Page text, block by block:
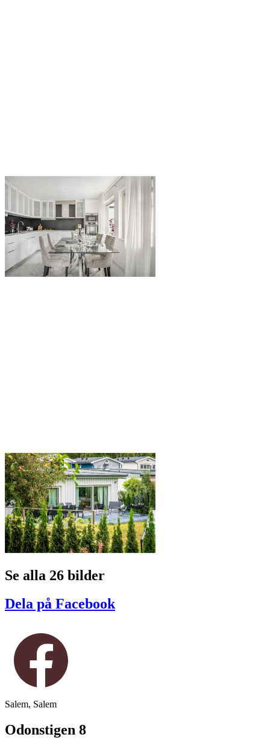
Se alla 26 bilder
Dela på Facebook
Salem, Salem
Odonstigen 8